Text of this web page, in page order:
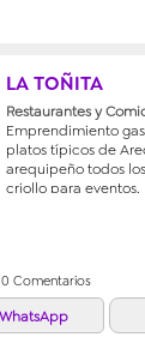
LA TOÑITA
Restaurantes y
Emprendimiento
platos típicos de
arequipeño todos
criollo para eventos.
tradición, sabor y
0 Comentarios